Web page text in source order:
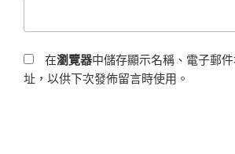
在瀏覽器中儲存顯示名稱、電子郵
址，以供下次發佈留言時使用。